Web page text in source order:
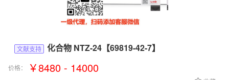
文献支持 化合物 NTZ-24【69819-42-7】
价格： ￥8480 - 14000